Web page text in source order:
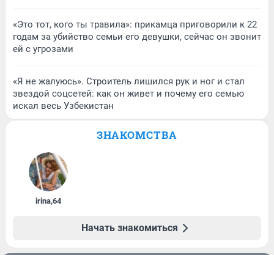
«Это тот, кого ты травила»: прикамца приговорили к 22
годам за убийство семьи его девушки, сейчас он звонит
ей с угрозами
«Я не жалуюсь». Строитель лишился рук и ног и стал
звездой соцсетей: как он живет и почему его семью
искал весь Узбекистан
ЗНАКОМСТВА
irina,64
Начать знакомиться